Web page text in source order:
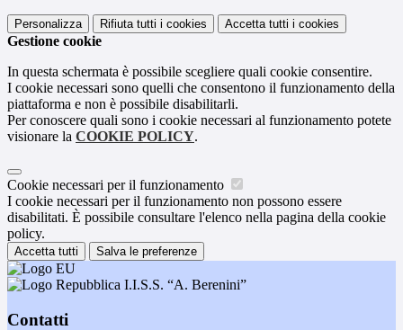
Personalizza Rifiuta tutti i cookies Accetta tutti i cookies
Gestione cookie
In questa schermata è possibile scegliere quali cookie consentire.
I cookie necessari sono quelli che consentono il funzionamento della
piattaforma e non è possibile disabilitarli.
Per conoscere quali sono i cookie necessari al funzionamento potete
visionare la COOKIE POLICY.
Cookie necessari per il funzionamento
I cookie necessari per il funzionamento non possono essere
disabilitati. È possibile consultare l'elenco nella pagina della cookie
policy.
Accetta tutti Salva le preferenze
I.I.S.S. “A. Berenini”
Contatti